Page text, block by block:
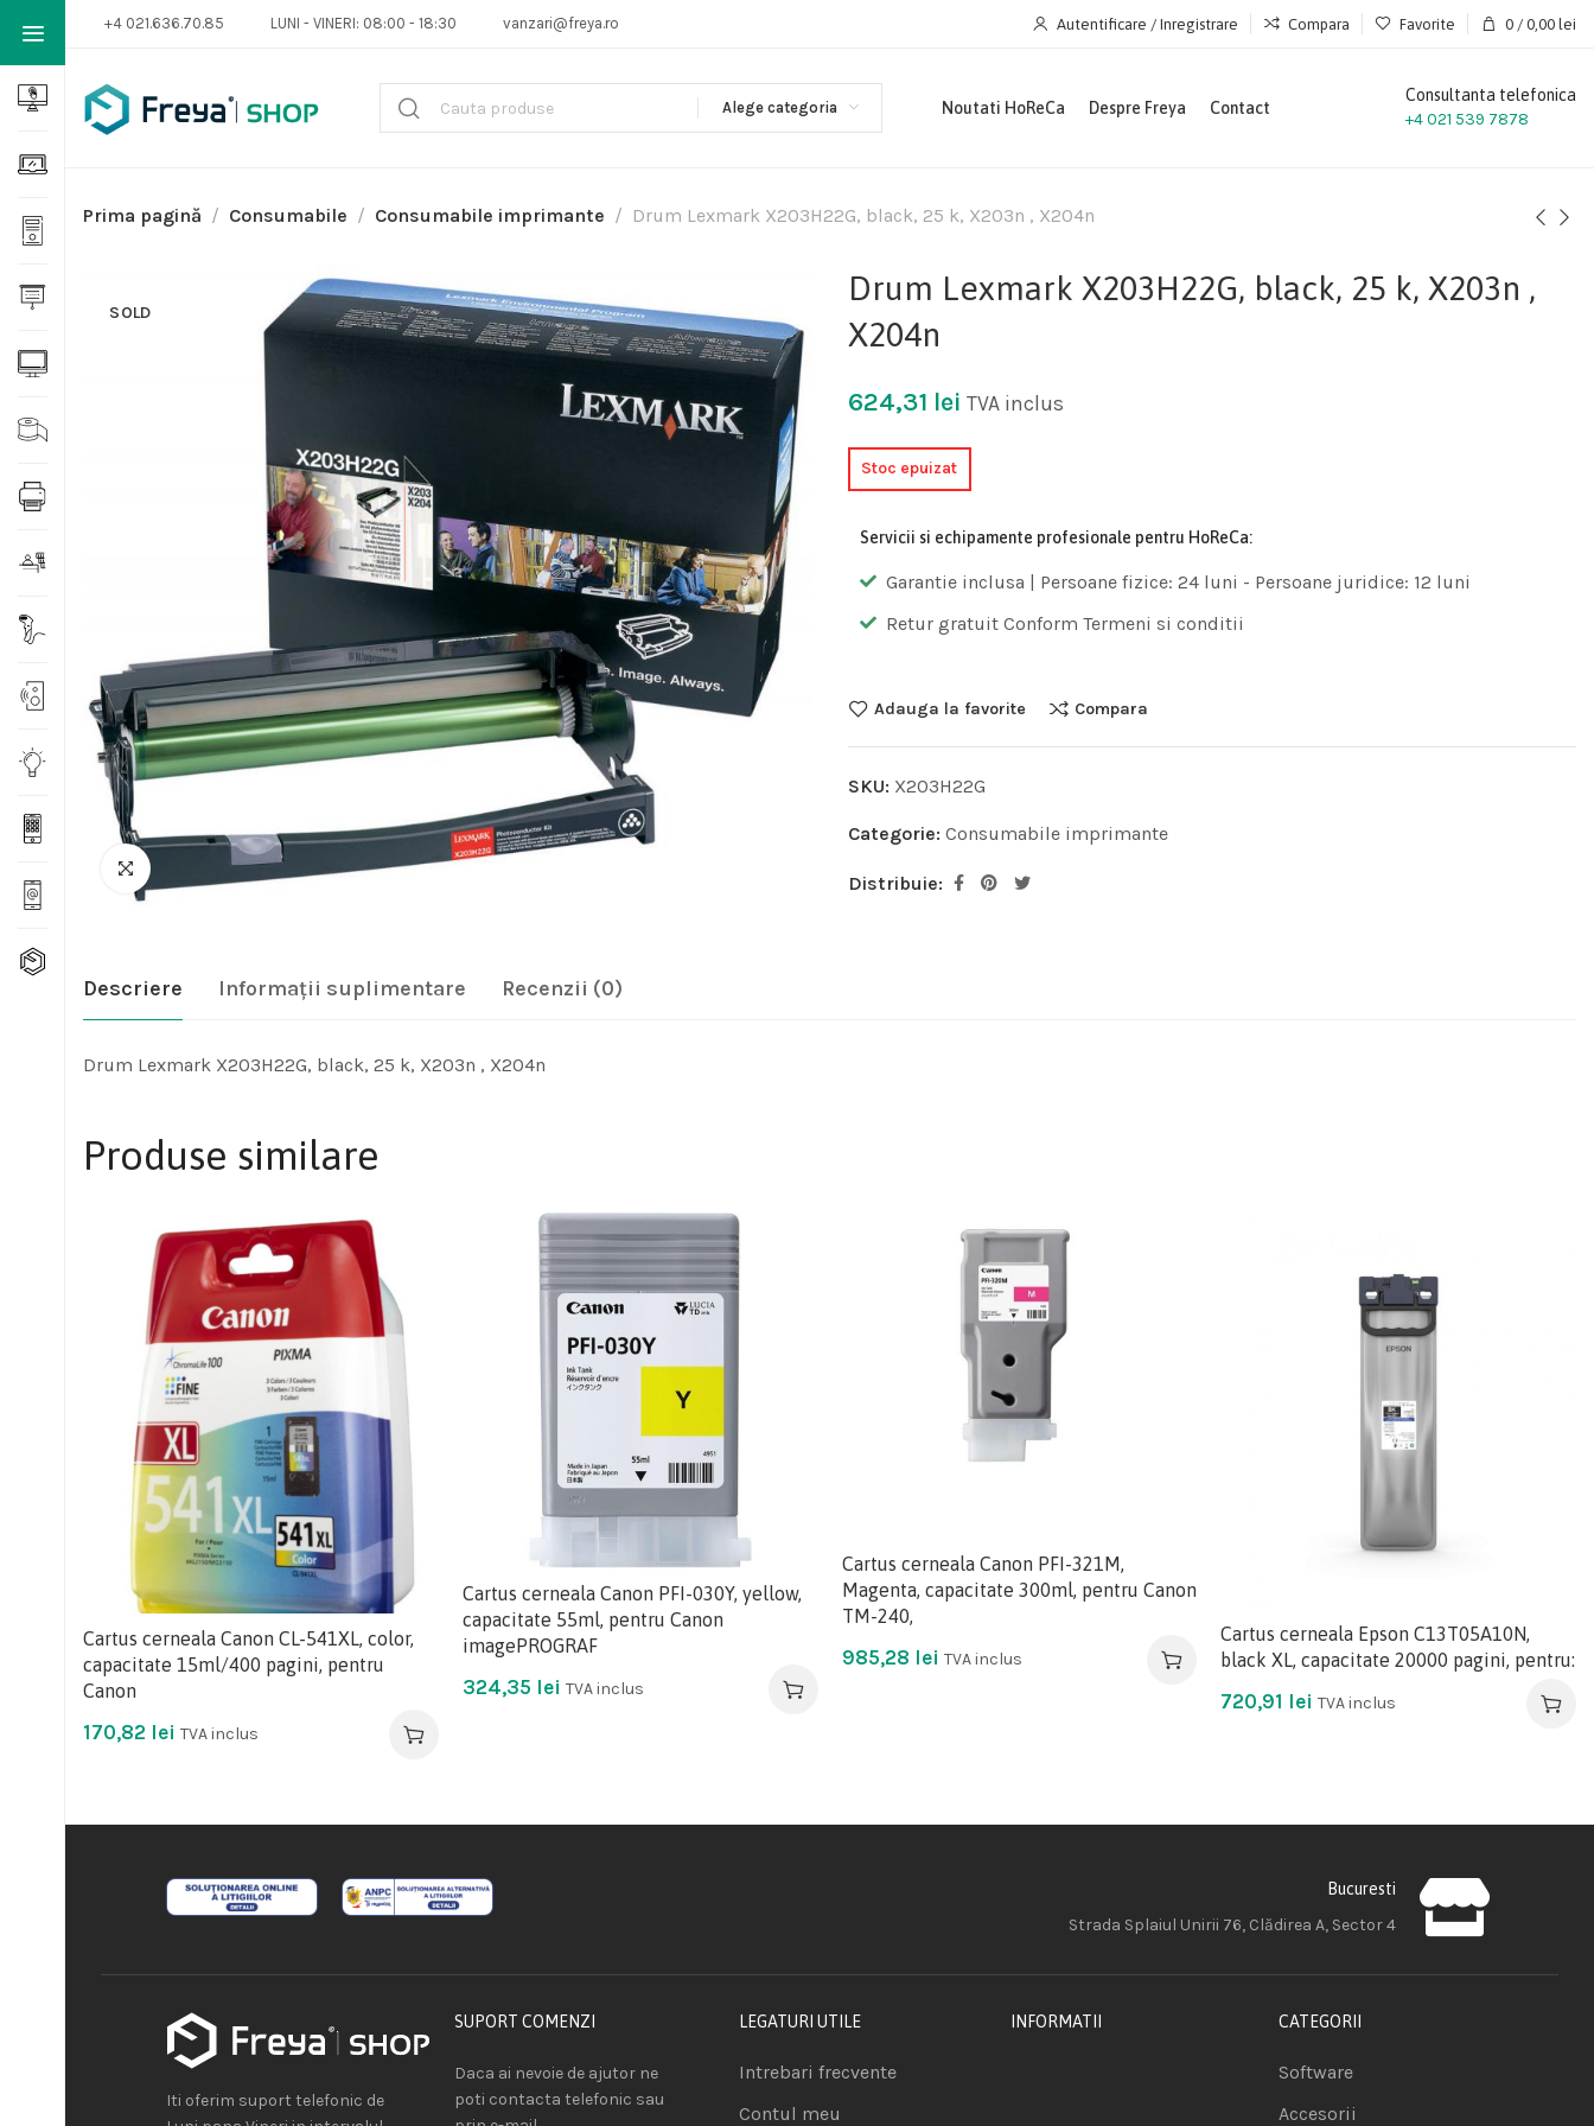
+4 021.636.70.85 LUNI - VINERI: 08:00 - 18:30 vanzari@freya.ro Autentificare / Inregistrare Compara Favorite 0 / 0,00 lei
Alege categoria Noutati HoReCa Despre Freya Contact
Consultanta telefonica
+4 021 539 7878
Prima pagină Consumabile Consumabile imprimante Drum Lexmark X203H22G, black, 25 k, X203n , X204n
SOLD
Drum Lexmark X203H22G, black, 25 k, X203n ,
X204n
624,31 lei TVA inclus
Stoc epuizat
Servicii si echipamente profesionale pentru HoReCa:
Garantie inclusa | Persoane fizice: 24 luni - Persoane juridice: 12 luni
Retur gratuit Conform Termeni si conditii
Adauga la favorite Compara
SKU: X203H22G
Categorie: Consumabile imprimante
Distribuie:
Descriere Informații suplimentare Recenzii (0)
Drum Lexmark X203H22G, black, 25 k, X203n , X204n
Produse similare
Cartus cerneala Canon CL-541XL, color,
capacitate 15ml/400 pagini, pentru
Canon
170,82 lei TVA inclus
Cartus cerneala Canon PFI-030Y, yellow,
capacitate 55ml, pentru Canon
imagePROGRAF
324,35 lei TVA inclus
Cartus cerneala Canon PFI-321M,
Magenta, capacitate 300ml, pentru Canon
TM-240,
985,28 lei TVA inclus
Cartus cerneala Epson C13T05A10N,
black XL, capacitate 20000 pagini, pentru:
720,91 lei TVA inclus
Bucuresti
Strada Splaiul Unirii 76, Clădirea A, Sector 4
Iti oferim suport telefonic de
SUPORT COMENZI
Daca ai nevoie de ajutor ne
poti contacta telefonic sau
LEGATURI UTILE
Intrebari frecvente
Contul meu
INFORMATII CATEGORII
Software
Accesorii